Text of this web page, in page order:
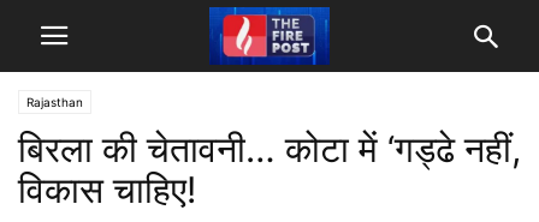
Rajasthan
बिरला की चेतावनी… कोटा में ‘गड्ढे नहीं,
विकास चाहिए!